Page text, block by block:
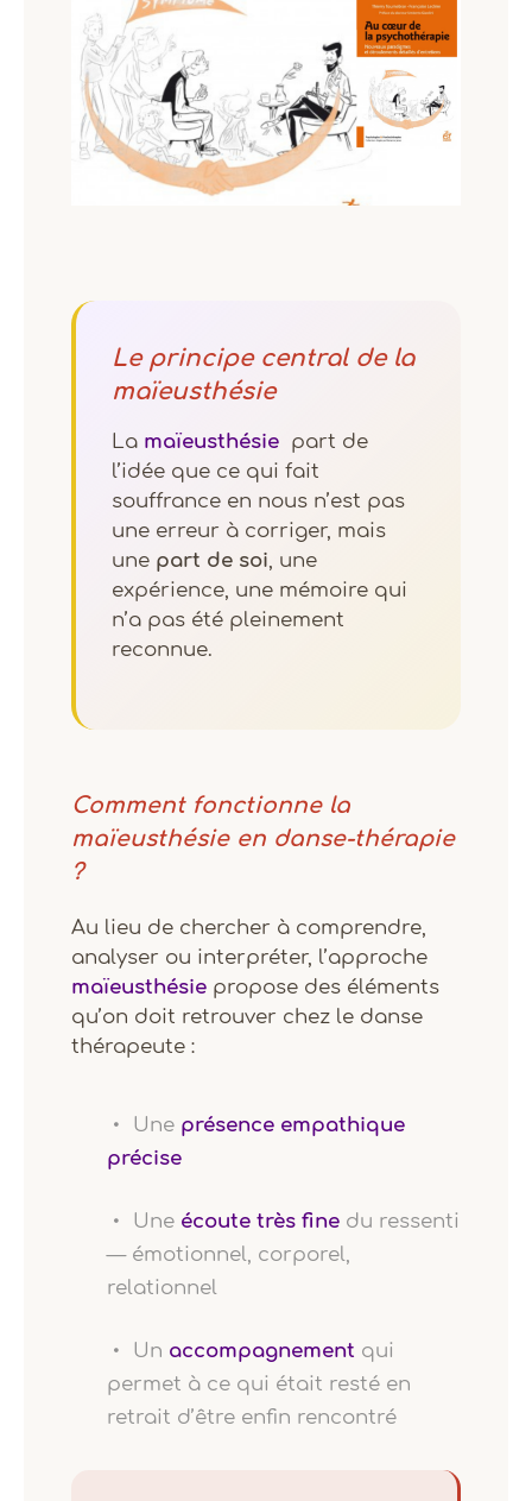
Le principe central de la
maïeusthésie
La maïeusthésie part de
l’idée que ce qui fait
souffrance en nous n’est pas
une erreur à corriger, mais
une part de soi, une
expérience, une mémoire qui
n’a pas été pleinement
reconnue.
Comment fonctionne la
maïeusthésie en danse-thérapie
?
Au lieu de chercher à comprendre,
analyser ou interpréter, l’approche
maïeusthésie propose des éléments
qu’on doit retrouver chez le danse
thérapeute :
Une présence empathique
précise
Une écoute très finedu ressenti
— émotionnel, corporel,
relationnel
Un accompagnement qui
permet à ce qui était resté en
retrait d’être enfin rencontré